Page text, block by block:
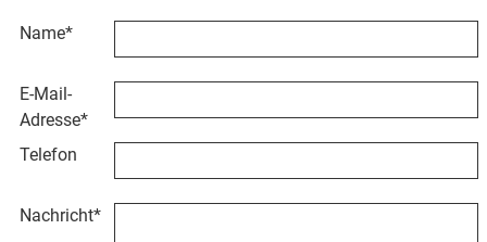
Name*
E-Mail-
Adresse*
Telefon
Nachricht*